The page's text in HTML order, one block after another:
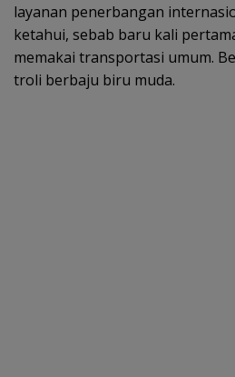
layanan penerbangan
ketahui, sebab baru kali
memakai transportasi umum.
troli berbaju biru muda.